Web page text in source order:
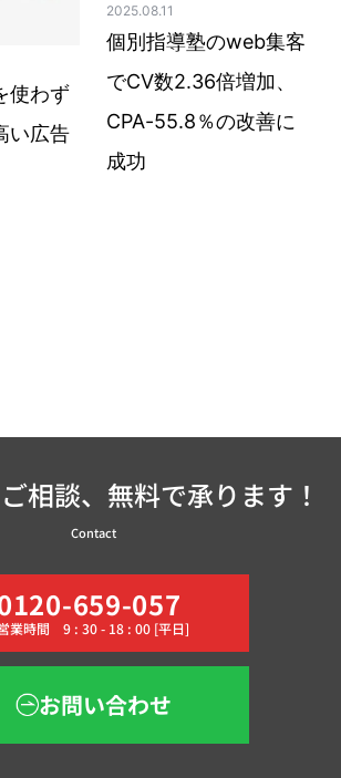
使わず
い広告
2025.08.11
個別指導塾のweb集客
でCV数2.36倍増加、
CPA-55.8％の改善に
成功
相談、無料で承ります！
Contact
659-057
業時間 9 : 30 - 18 : 00 [平日]
お問い合わせ